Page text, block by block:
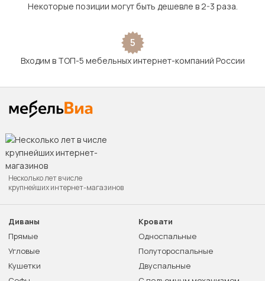
Некоторые позиции могут быть дешевле в 2-3 раза.
5
Входим в ТОП-5 мебельных интернет-компаний России
Несколько лет в числе
крупнейших интернет-магазинов
Диваны
Прямые
Угловые
Кушетки
Кровати
Односпальные
Полутороспальные
Двуспальные